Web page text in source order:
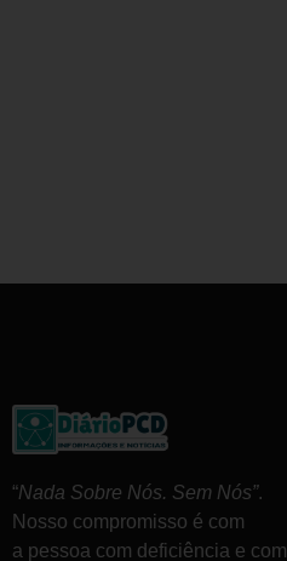
“Nada Sobre Nós. Sem Nós”.
Nosso compromisso é com
a pessoa com deficiência e com